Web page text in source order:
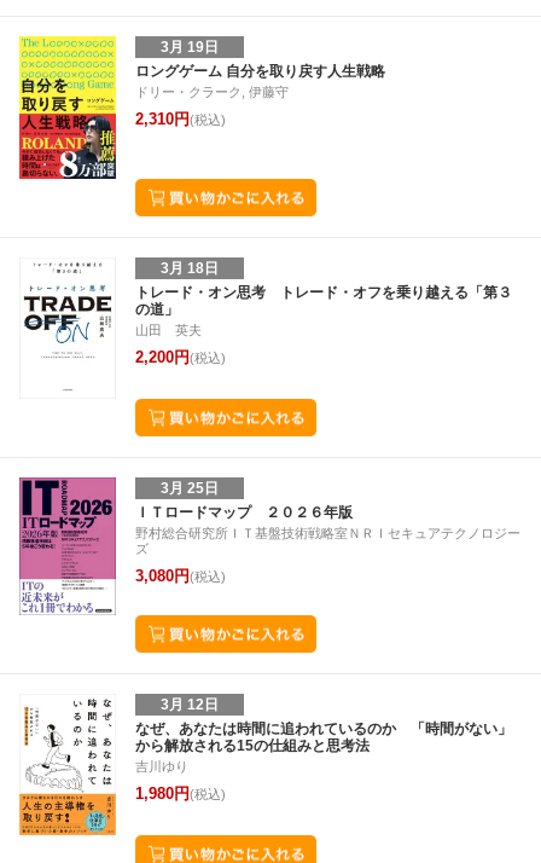
3月 19日
ロングゲーム 自分を取り戻す人生戦略
ドリー・クラーク, 伊藤守
2,310円(税込)
3月 18日
トレード・オン思考 トレード・オフを乗り越える「第３
の道」
山田 英夫
2,200円(税込)
3月 25日
ＩＴロードマップ ２０２６年版
野村総合研究所ＩＴ基盤技術戦略室ＮＲＩセキュアテクノロジー
ズ
3,080円(税込)
3月 12日
なぜ、あなたは時間に追われているのか 「時間がない」
から解放される15の仕組みと思考法
吉川ゆり
1,980円(税込)